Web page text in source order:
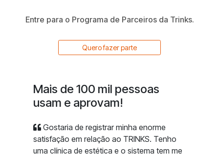
Entre para o Programa de Parceiros da Trinks.
Quero fazer parte
Mais de 100 mil pessoas
usam e aprovam!
Gostaria de registrar minha enorme
satisfação em relação ao TRINKS. Tenho
uma clínica de estética e o sistema tem me